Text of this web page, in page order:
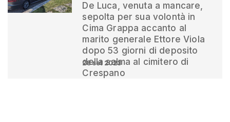
De Luca, venuta a mancare,
sepolta per sua volontà in
Cima Grappa accanto al
marito generale Ettore Viola
dopo 53 giorni di deposito
della salma al cimitero di
Crespano
28 set 2023